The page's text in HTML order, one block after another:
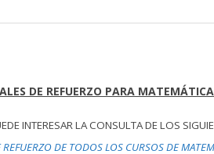
DE REFUERZO PARA
INTERESAR LA CONSULTA DE LOS
REFUERZO DE TODOS LOS CURSOS DE